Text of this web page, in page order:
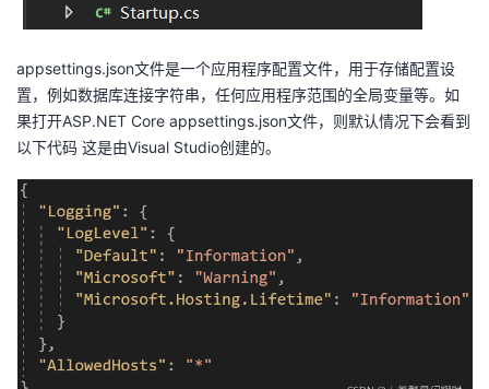
appsettings.json文件是一个应用程序配置文件，用于存储配置设
置，例如数据库连接字符串，任何应用程序范围的全局变量等。 如
果打开ASP.NET Core appsettings.json文件，则默认情况下会看到
以下代码 这是由Visual Studio创建的。